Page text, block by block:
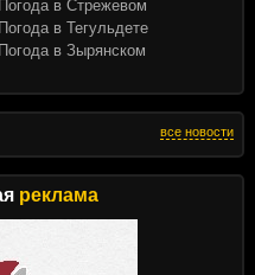
все новости
реклама
Погода в Стрежевом
Погода в Тегульдете
Погода в Зырянском